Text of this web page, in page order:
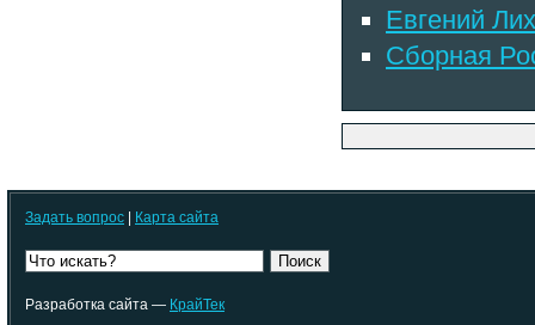
Евгений
Сборная
Задать вопрос | Карта сайта
Поиск
Разработка сайта — КрайТек